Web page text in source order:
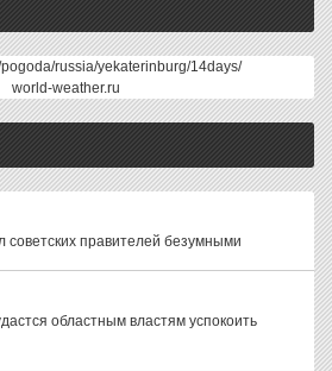
russia/yekaterinburg/14days/
world-weather.ru
советских правителей безумными
областным властям успокоить